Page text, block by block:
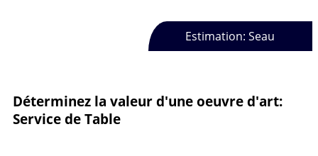
Estimation: Seau
Déterminez la valeur d'une oeuvre d'art:
Service de Table